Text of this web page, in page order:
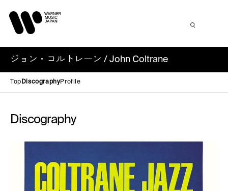
ジョン・コルトレーン / John Coltrane
Top DiscographyProfile
Discography